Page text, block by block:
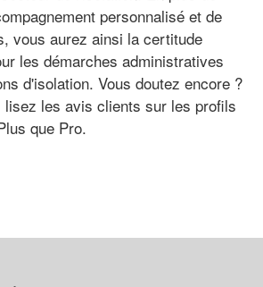
personnalisé et de
vous aurez ainsi la certitude
les démarches administratives
d'isolation. Vous doutez encore ?
lisez les avis clients sur les profils
que Pro.